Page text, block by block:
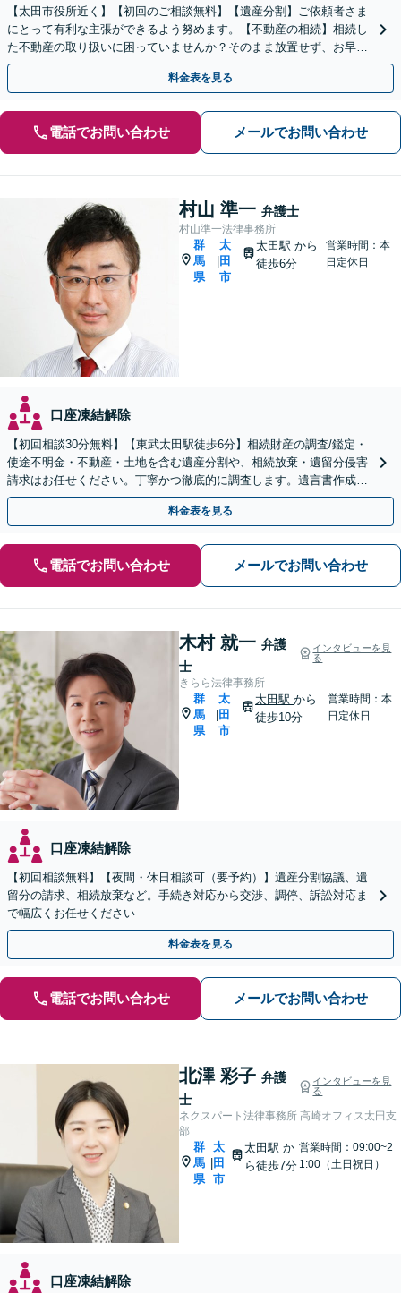
【太田市役所近く】【初回のご相談無料】【遺産分割】ご依頼者さま
にとって有利な主張ができるよう努めます。【不動産の相続】相続し
た不動産の取り扱いに困っていませんか？そのまま放置せず、お早め
にご相談を。【休日の対応可能】
料金表を見る
電話でお問い合わせ メールでお問い合わせ
村山 準一 弁護士
村山準一法律事務所
群
馬
県
太
田
市
太田駅から
徒歩6分
営業時間：本
日定休日
口座凍結解除
【初回相談30分無料】【東武太田駅徒歩6分】相続財産の調査/鑑定・
使途不明金・不動産・土地を含む遺産分割や、相続放棄・遺留分侵害
請求はお任せください。丁寧かつ徹底的に調査します。遺言書作成・
成年後見など就活サポートも行っています。
料金表を見る
電話でお問い合わせ メールでお問い合わせ
木村 就一 弁護
士
インタビューを見
る
きらら法律事務所
群
馬
県
太
田
市
太田駅 から
徒歩10分
営業時間：本
日定休日
口座凍結解除
【初回相談無料】【夜間・休日相談可（要予約）】遺産分割協議、遺
留分の請求、相続放棄など。手続き対応から交渉、調停、訴訟対応ま
で幅広くお任せください
料金表を見る
電話でお問い合わせ メールでお問い合わせ
北澤 彩子 弁護
士
インタビューを見
る
ネクスパート法律事務所 高崎オフィス太田支
部
群
馬
県
太
田
市
太田駅か
ら徒歩7分
営業時間：09:00~2
1:00（土日祝日）
口座凍結解除